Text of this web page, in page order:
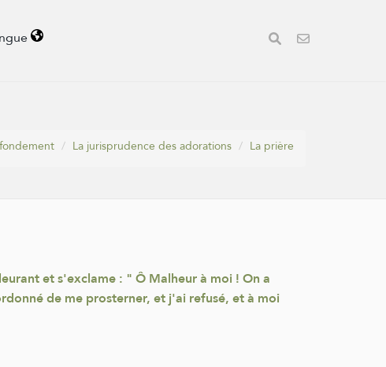
La jurisprudence des adorations La prière
et s'exclame : " Ô Malheur à moi ! On a
de me prosterner, et j'ai refusé, et à moi